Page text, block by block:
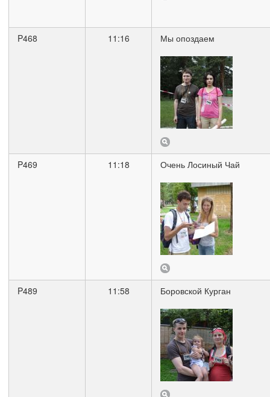
P468 11:16 Мы опоздаем
P469 11:18 Очень Лосиный Чай
P489 11:58 Боровской Курган